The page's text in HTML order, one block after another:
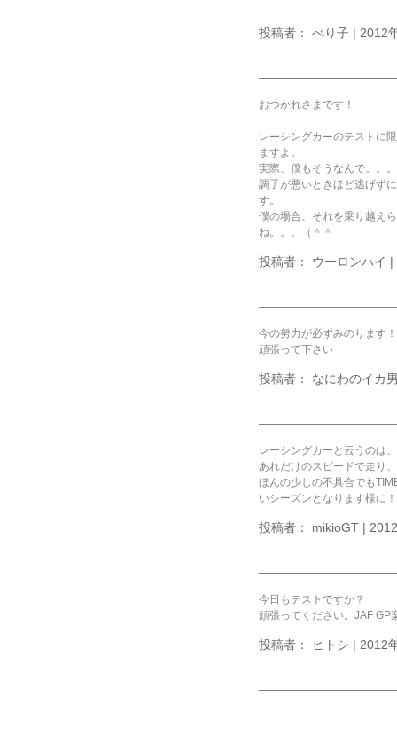
投稿者： べり子 | 2012
おつかれさまです！
レーシングカーのテストに
ますよ。
実際、僕もそうなんで。。
調子が悪いときほど逃げず
す。
僕の場合、それを乗り越え
ね。。。（＾＾ゞ
投稿者： ウーロンハイ
今の努力が必ずみのります！
頑張って下さい
投稿者： なにわのイカ
レーシングカーと云うのは
あれだけのスピードで走り
ほんの少しの不具合でも
いシーズンとなります様に！
投稿者： mikioGT |
今日もテストですか？
頑張ってください。JAF GP
投稿者： ヒトシ | 2012